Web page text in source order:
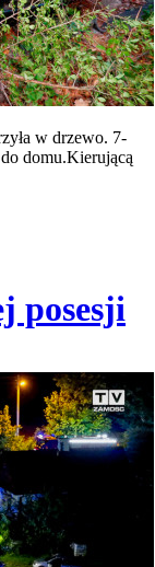
w drzewo. 7-
domu.Kierującą
posesji